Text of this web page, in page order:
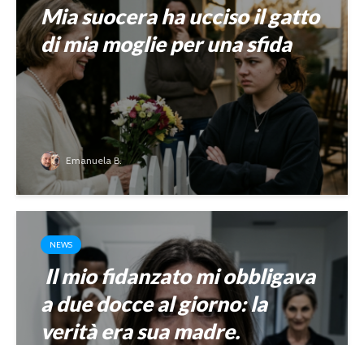
Mia suocera ha ucciso il gatto
di mia moglie per una sfida
Emanuela B.
NEWS
Il mio fidanzato mi obbligava
a due docce al giorno: la
verità era sua madre.